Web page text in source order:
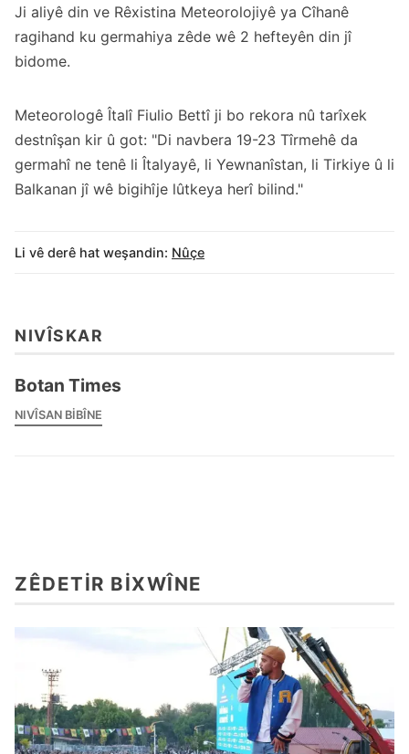
Ji aliyê din ve Rêxistina Meteorolojiyê ya Cîhanê
ragihand ku germahiya zêde wê 2 hefteyên din jî
bidome.
Meteorologê Îtalî Fiulio Bettî ji bo rekora nû tarîxek
destnîşan kir û got: "Di navbera 19-23 Tîrmehê da
germahî ne tenê li Îtalyayê, li Yewnanîstan, li Tirkiye û li
Balkanan jî wê bigihîje lûtkeya herî bilind."
Li vê derê hat weşandin: Nûçe
NIVÎSKAR
Botan Times
NIVÎSAN BIBÎNE
ZÊDETIR BIXWÎNE